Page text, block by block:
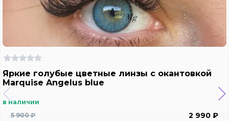
Яркие голубые цветные линзы с окантовкой
Marquise Angelus blue
в наличии
5 900 ₽
2 990 ₽